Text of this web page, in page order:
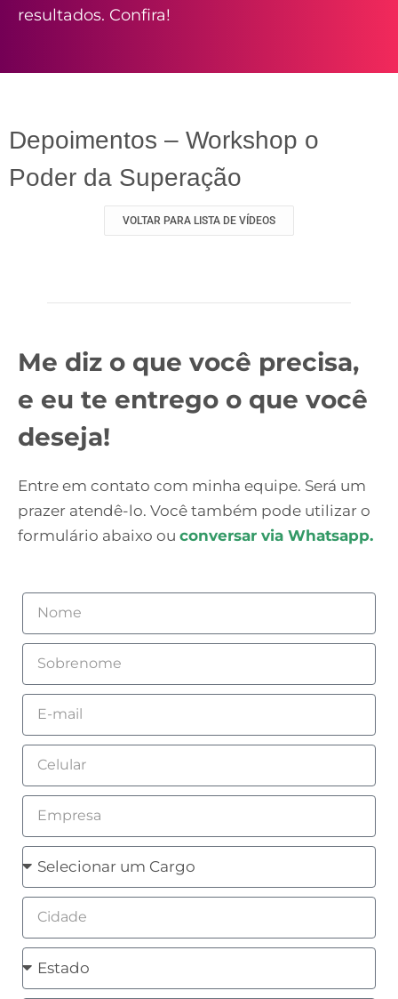
resultados. Confira!
Depoimentos – Workshop o
Poder da Superação
VOLTAR PARA LISTA DE VÍDEOS
Me diz o que você precisa,
e eu te entrego o que você
deseja!
Entre em contato com minha equipe. Será um
prazer atendê-lo. Você também pode utilizar o
formulário abaixo ou conversar via Whatsapp.
Nome
Sobrenome
Email
Celular
Empresa
Cargo
Cidade
Estado